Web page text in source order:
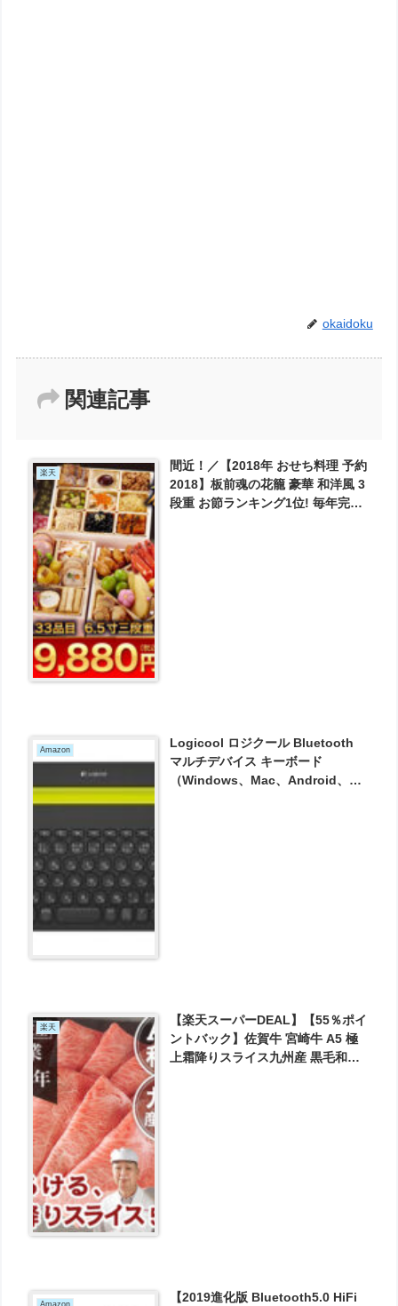
okaidoku
関連記事
楽天
間近！／【2018年 おせち料理 予約
2018】板前魂の花籠 豪華 和洋風 3
段重 お節ランキング1位! 毎年完
Amazon
Logicool ロジクール Bluetooth
マルチデバイス キーボード
（Windows、Mac、Android、
楽天
【楽天スーパーDEAL】【55％ポイ
ントバック】佐賀牛 宮崎牛 A5 極
上霜降りスライス九州産 黒毛和牛
Amazon 【2019進化版 Bluetooth5.0 HiFi